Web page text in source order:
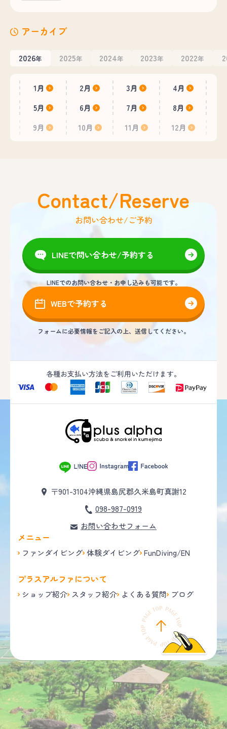
アーカイブ
2026年 2025年 2024年 2023年 2022年
1月 2月 3月
4月
5月
6月 7月
8月
9月
10月 11月 12月
Contact/Reserve
お問い合わせ/ご予約
LINEで問い合わせ/予約する
LINEでのお問い合わせ・お申し込みも可能です。
WEBで予約する
フォームに必要情報をご記入の上、送信してください。
各種お支払い方法をご利用いただけます。
〒901-3104沖縄県島尻郡久米島町真謝12
098-987-0919
お問い合わせフォーム
メニュー
ファンダイビング 体験ダイビング FunDiving/EN
プラスアルファについて
ショップ紹介 スタッフ紹介 よくある質問 ブログ